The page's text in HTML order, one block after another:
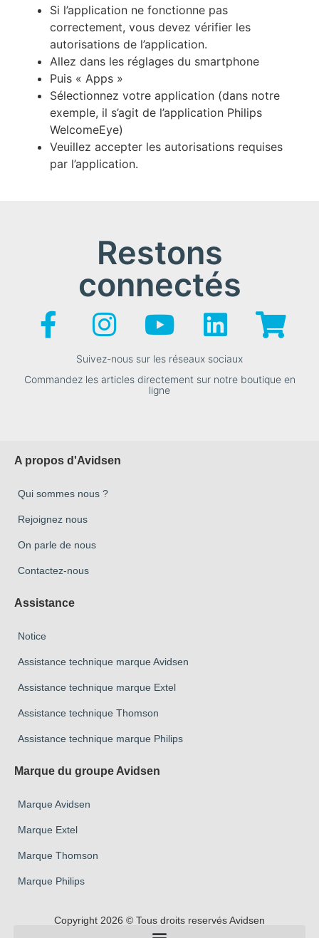
Si l’application ne fonctionne pas
correctement, vous devez vérifier les
autorisations de l’application.
Allez dans les réglages du smartphone
Puis « Apps »
Sélectionnez votre application (dans notre
exemple, il s’agit de l’application Philips
WelcomeEye)
Veuillez accepter les autorisations requises
par l’application.
Restons
connectés
Suivez-nous sur les réseaux sociaux
Commandez les articles directement sur notre boutique en
ligne
A propos d'Avidsen
Qui sommes nous ?
Rejoignez nous
On parle de nous
Contactez-nous
Assistance
Notice
Assistance technique marque Avidsen
Assistance technique marque Extel
Assistance technique Thomson
Assistance technique marque Philips
Marque du groupe Avidsen
Marque Avidsen
Marque Extel
Marque Thomson
Marque Philips
Copyright 2026 © Tous droits reservés Avidsen